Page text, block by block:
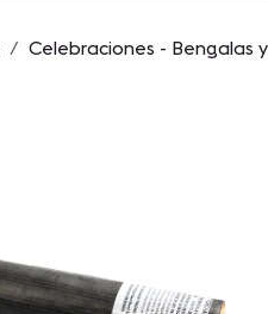
Celebraciones - Bengalas